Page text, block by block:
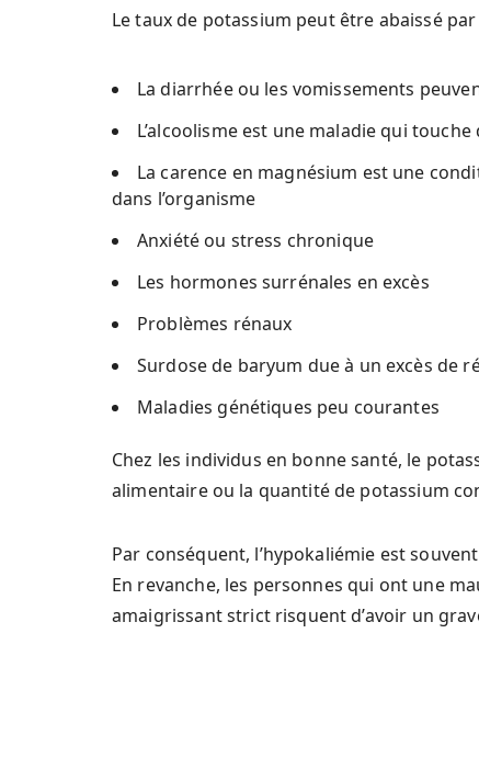
Le taux de potassium peut être abaissé
La diarrhée ou les vomissements
L’alcoolisme est une maladie qui
La carence en magnésium est une
dans l’organisme
Anxiété ou stress chronique
Les hormones surrénales en excès
Problèmes rénaux
Surdose de baryum due à un excès de
Maladies génétiques peu courantes
Chez les individus en bonne santé, le
alimentaire ou la quantité de potassium
Par conséquent, l’hypokaliémie est
En revanche, les personnes qui ont une
amaigrissant strict risquent d’avoir un